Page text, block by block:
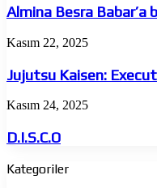
Babar’a
büyük
onur
Almina Besra Babar’a
Jujutsu
Execution
Kasım 22, 2025
Jujutsu Kaisen:
D.I.S.C.O
Kasım 24, 2025
D.I.S.C.O
Kategoriler